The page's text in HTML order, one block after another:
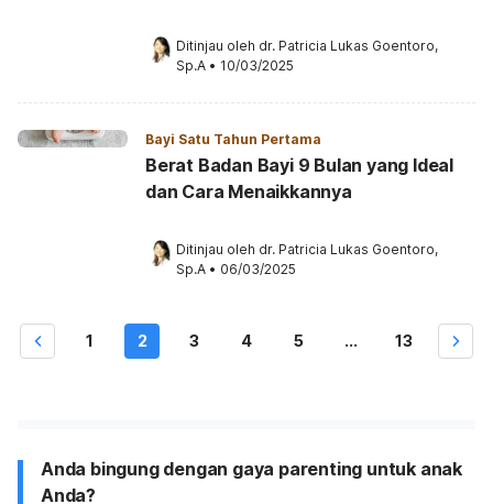
Ditinjau oleh dr. Patricia Lukas Goentoro,
Sp.A • 10/03/2025
Bayi Satu Tahun Pertama
Berat Badan Bayi 9 Bulan yang Ideal
dan Cara Menaikkannya
Ditinjau oleh dr. Patricia Lukas Goentoro,
Sp.A • 06/03/2025
1 2 3 4 5 ... 13
Anda bingung dengan gaya parenting untuk anak
Anda?